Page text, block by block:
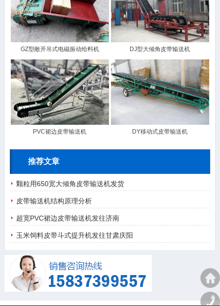
GZ型敞开吊式电磁振动给料机 DJ型大倾角皮带输送机
PVC裙边皮带输送机 DY移动式皮带输送机
推荐文章
颗粒用650宽大倾角皮带输送机发货
皮带输送机结构原理分析
超宽PVC裙边皮带输送机发往济南
玉米饲料皮带斗式提升机发往甘肃庆阳